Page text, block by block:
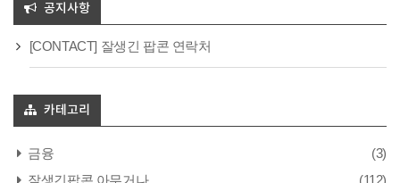
공지사항
[CONTACT] 잘생긴 팝콘 연락처
카테고리
금융
(3)
잘생긴팝콘 아무거나
(112)